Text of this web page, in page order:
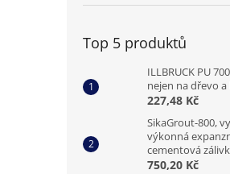
Top 5 produktů
ILLBRUCK PU
nejen na dřevo a
227,48 Kč
SikaGrout-800,
výkonná
cementová
750,20 Kč